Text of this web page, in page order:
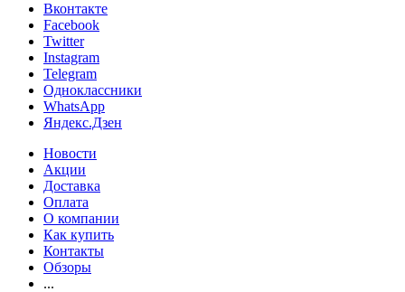
Вконтакте
Facebook
Twitter
Instagram
Telegram
Одноклассники
WhatsApp
Яндекс.Дзен
Новости
Акции
Доставка
Оплата
О компании
Как купить
Контакты
Обзоры
...